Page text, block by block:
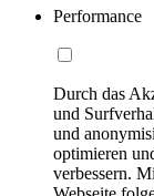
Performance
Durch das
und
und
optimieren
verbessern.